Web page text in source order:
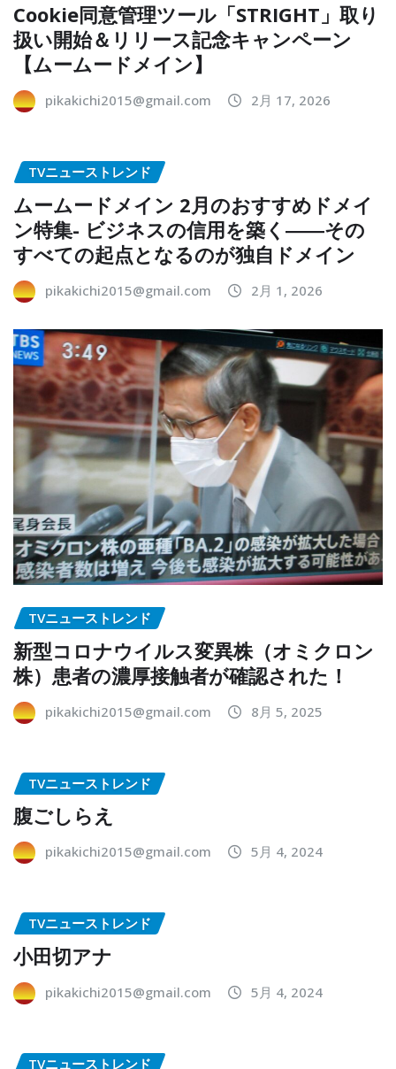
Cookie同意管理ツール「STRIGHT」取り
扱い開始＆リリース記念キャンペーン
【ムームードメイン】
pikakichi2015@gmail.com 2月 17, 2026
TVニューストレンド
ムームードメイン 2月のおすすめドメイ
ン特集- ビジネスの信用を築く――その
すべての起点となるのが独自ドメイン
pikakichi2015@gmail.com 2月 1, 2026
TVニューストレンド
新型コロナウイルス変異株（オミクロン
株）患者の濃厚接触者が確認された！
pikakichi2015@gmail.com 8月 5, 2025
TVニューストレンド
腹ごしらえ
pikakichi2015@gmail.com 5月 4, 2024
TVニューストレンド
小田切アナ
pikakichi2015@gmail.com 5月 4, 2024
TVニューストレンド